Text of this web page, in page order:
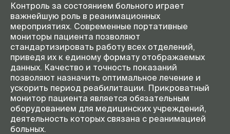
Контроль за состоянием больного играет
важнейшую роль в реанимационных
мероприятиях. Современные портативные
мониторы пациента позволяют
стандартизировать работу всех отделений,
приведя их к единому формату отображаемых
данных. Качество и точность показаний
позволяют назначить оптимальное лечение и
ускорить период реабилитации. Прикроватный
монитор пациента является обязательным
оборудованием для медицинских учреждений,
деятельность которых связана с реанимацией
больных.